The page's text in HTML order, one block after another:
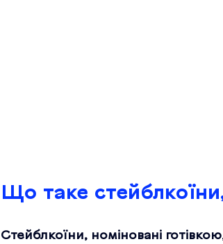
Що таке
Стейблкоїни, номіновані готівкою